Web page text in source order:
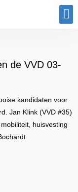
de VVD 03-
kandidaten voor
Jan Klink (VVD #35)
huisvesting